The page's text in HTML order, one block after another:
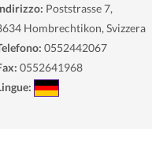
Poststrasse 7,
Hombrechtikon, Svizzera
0552442067
0552641968